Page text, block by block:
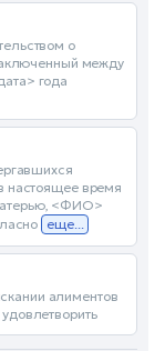
о
между
года
настоящее время
<ФИО>
еще...
алиментов